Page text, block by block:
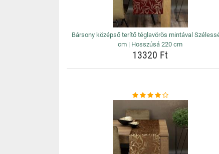
Bársony középső terítő téglavörös mintával
cm | Hosszúsá 220 cm
13320 Ft